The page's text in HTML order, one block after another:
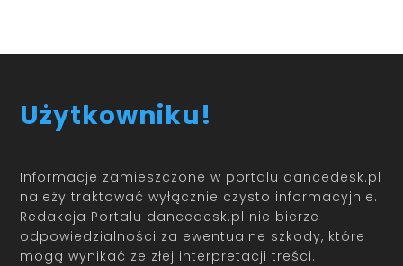
Użytkowniku!
Informacje zamieszczone w portalu dancedesk.pl
należy traktować wyłącznie czysto informacyjnie.
Redakcja Portalu dancedesk.pl nie bierze
odpowiedzialności za ewentualne szkody, które
mogą wynikać ze złej interpretacji treści.